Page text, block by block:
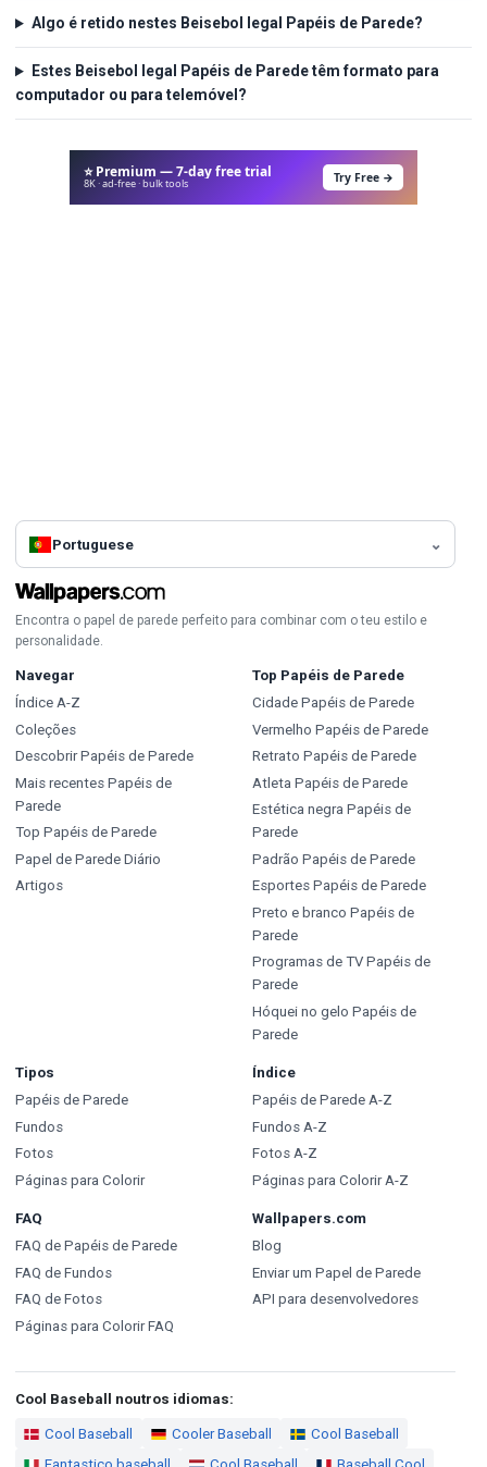
Algo é retido nestes Beisebol legal Papéis de Parede?
Estes Beisebol legal Papéis de Parede têm formato para
computador ou para telemóvel?
⭐ Premium — 7-day free trial
8K · ad-free · bulk tools Try Free →
Portuguese
Encontra o papel de parede perfeito para combinar com o teu estilo e
personalidade.
Navegar
Índice A-Z
Coleções
Descobrir Papéis de Parede
Mais recentes Papéis de
Parede
Top Papéis de Parede
Papel de Parede Diário
Artigos
Top Papéis de Parede
Cidade Papéis de Parede
Vermelho Papéis de Parede
Retrato Papéis de Parede
Atleta Papéis de Parede
Estética negra Papéis de
Parede
Padrão Papéis de Parede
Esportes Papéis de Parede
Preto e branco Papéis de
Parede
Programas de TV Papéis de
Parede
Hóquei no gelo Papéis de
Parede
Tipos
Papéis de Parede
Fundos
Fotos
Páginas para Colorir
Índice
Papéis de Parede A-Z
Fundos A-Z
Fotos A-Z
Páginas para Colorir A-Z
FAQ
FAQ de Papéis de Parede
FAQ de Fundos
FAQ de Fotos
Páginas para Colorir FAQ
Wallpapers.com
Blog
Enviar um Papel de Parede
API para desenvolvedores
Cool Baseball noutros idiomas:
Cool Baseball Cooler Baseball
Cool Baseball